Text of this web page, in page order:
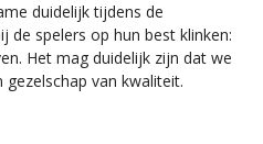
duidelijk tijdens de
de spelers op hun best klinken:
Het mag duidelijk zijn dat we
van kwaliteit.